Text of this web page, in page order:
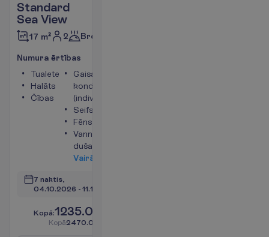
Standard
Sea View
17 m² 2 Brokastis
Numura ērtības
Tualete
Halāts
Čības
Gaisa
kondicionētājs
(individuālais)
Seifs
Fēns
Vanna vai
duša
Vairā
7 naktis,
04.10.2026 - 11.10.2026
Kopā:1235.00
Kopā2470.00